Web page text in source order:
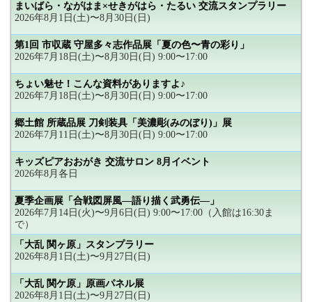
まいばら・ながはま×せきがはら・たるい 交流スタンプラリー
2026年8月1日(土)〜8月30日(日)
第1回 市収蔵 守屋多々志作品展「夏の色〜青の彩り」
2026年7月18日(土)〜8月30日(日) 9:00〜17:00
ちょい魅せ！こんな資料がありますよ♪
2026年7月18日(土)〜8月30日(日) 9:00〜17:00
郷土館 所蔵品展 刀剣装具「美濃彫(みのぼり)」展
2026年7月11日(土)〜8月30日(日) 9:00〜17:00
キッズピアおおがき 交流サロン 8月イベント
2026年8月各日
夏季企画展「合戦図屏風―語り描く武勇伝―」
2026年7月14日(火)〜9月6日(日) 9:00〜17:00（入館は16:30ま
で）
「大乱 関ヶ原」スタンプラリー
2026年8月1日(土)〜9月27日(日)
「大乱 関ケ原」原画パネル展
2026年8月1日(土)〜9月27日(日)